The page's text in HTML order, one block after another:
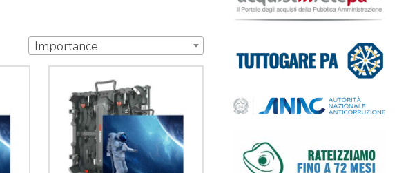
Importance